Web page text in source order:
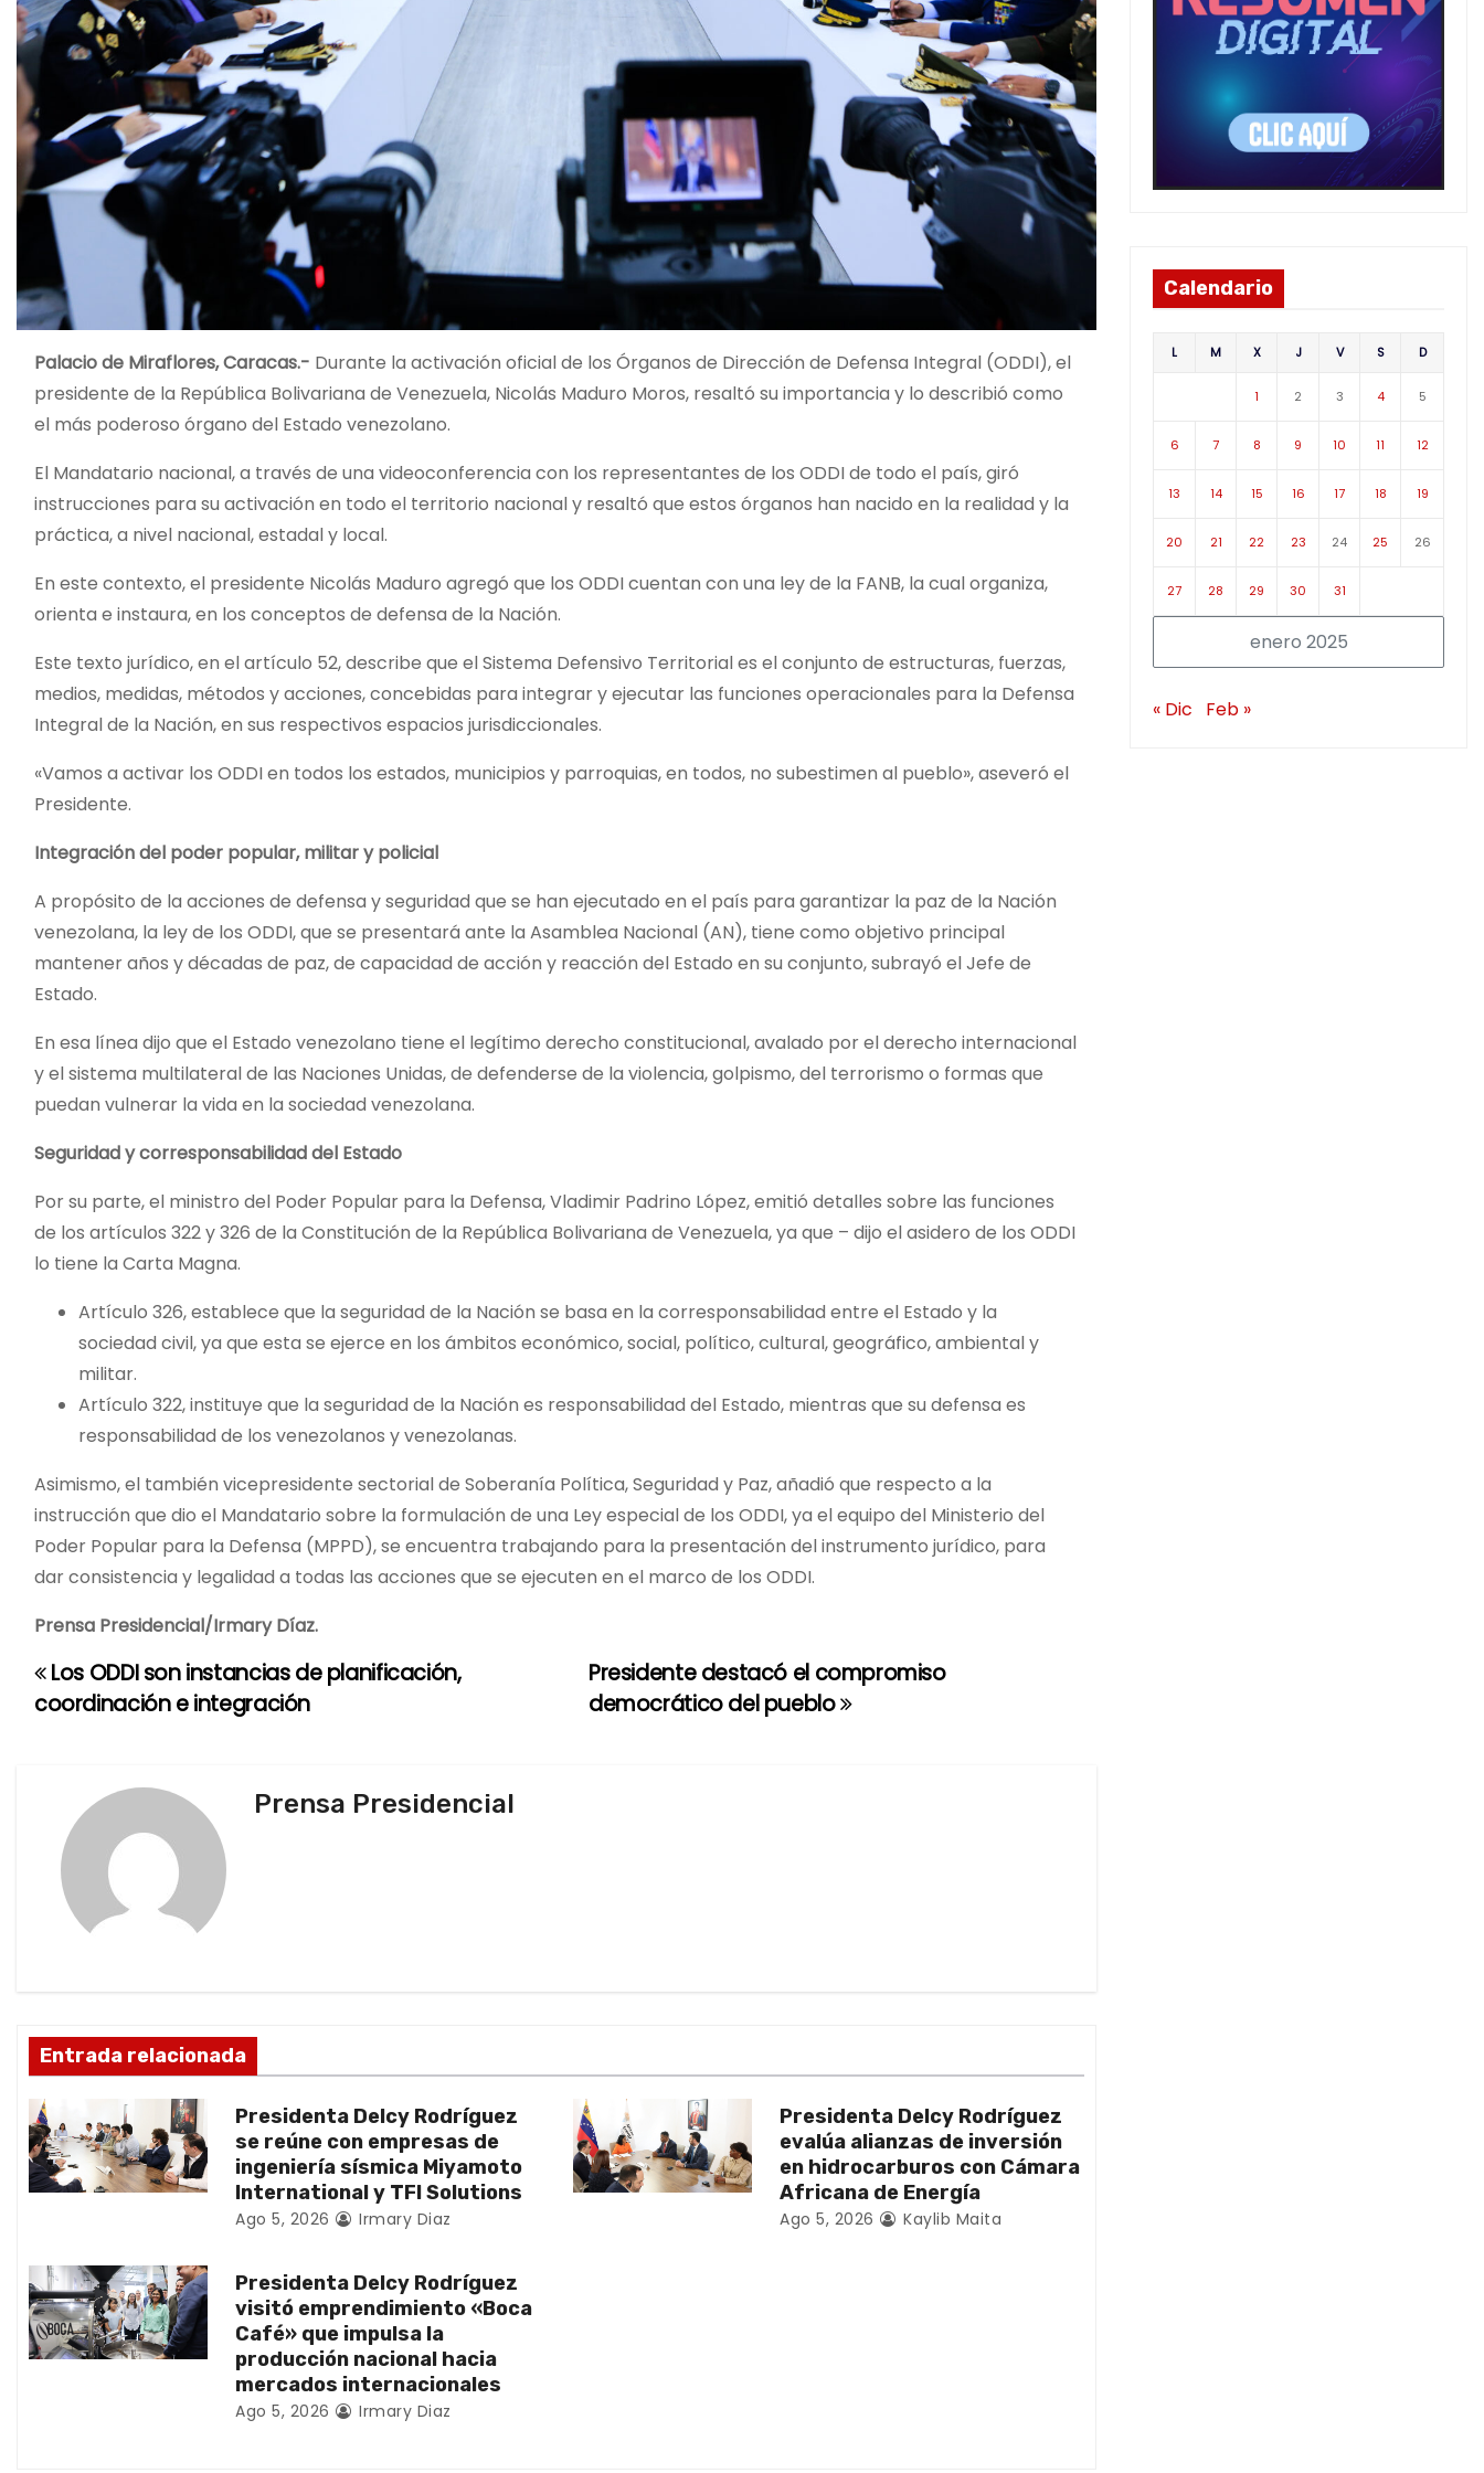
Palacio de Miraflores, Caracas.- Durante la activación oficial de los Órganos de Dirección de Defensa Integral (ODDI), el
presidente de la República Bolivariana de Venezuela, Nicolás Maduro Moros, resaltó su importancia y lo describió como
el más poderoso órgano del Estado venezolano.
El Mandatario nacional, a través de una videoconferencia con los representantes de los ODDI de todo el país, giró
instrucciones para su activación en todo el territorio nacional y resaltó que estos órganos han nacido en la realidad y la
práctica, a nivel nacional, estadal y local.
En este contexto, el presidente Nicolás Maduro agregó que los ODDI cuentan con una ley de la FANB, la cual organiza,
orienta e instaura, en los conceptos de defensa de la Nación.
Este texto jurídico, en el artículo 52, describe que el Sistema Defensivo Territorial es el conjunto de estructuras, fuerzas,
medios, medidas, métodos y acciones, concebidas para integrar y ejecutar las funciones operacionales para la Defensa
Integral de la Nación, en sus respectivos espacios jurisdiccionales.
«Vamos a activar los ODDI en todos los estados, municipios y parroquias, en todos, no subestimen al pueblo», aseveró el
Presidente.
Integración del poder popular, militar y policial
A propósito de la acciones de defensa y seguridad que se han ejecutado en el país para garantizar la paz de la Nación
venezolana, la ley de los ODDI, que se presentará ante la Asamblea Nacional (AN), tiene como objetivo principal
mantener años y décadas de paz, de capacidad de acción y reacción del Estado en su conjunto, subrayó el Jefe de
Estado.
En esa línea dijo que el Estado venezolano tiene el legítimo derecho constitucional, avalado por el derecho internacional
y el sistema multilateral de las Naciones Unidas, de defenderse de la violencia, golpismo, del terrorismo o formas que
puedan vulnerar la vida en la sociedad venezolana.
Seguridad y corresponsabilidad del Estado
Por su parte, el ministro del Poder Popular para la Defensa, Vladimir Padrino López, emitió detalles sobre las funciones
de los artículos 322 y 326 de la Constitución de la República Bolivariana de Venezuela, ya que – dijo el asidero de los ODDI
lo tiene la Carta Magna.
Artículo 326, establece que la seguridad de la Nación se basa en la corresponsabilidad entre el Estado y la
sociedad civil, ya que esta se ejerce en los ámbitos económico, social, político, cultural, geográfico, ambiental y
militar.
Artículo 322, instituye que la seguridad de la Nación es responsabilidad del Estado, mientras que su defensa es
responsabilidad de los venezolanos y venezolanas.
Asimismo, el también vicepresidente sectorial de Soberanía Política, Seguridad y Paz, añadió que respecto a la
instrucción que dio el Mandatario sobre la formulación de una Ley especial de los ODDI, ya el equipo del Ministerio del
Poder Popular para la Defensa (MPPD), se encuentra trabajando para la presentación del instrumento jurídico, para
dar consistencia y legalidad a todas las acciones que se ejecuten en el marco de los ODDI.
Prensa Presidencial/Irmary Díaz.
N
ó
n
d
e
n
t
Presidente destacó el compromiso
democrático del pueblo
Los ODDI son instancias de planificación,
coordinación e integración
Prensa Presidencial
Entrada relacionada
Presidenta Delcy Rodríguez
se reúne con empresas de
ingeniería sísmica Miyamoto
International y TFI Solutions
Ago 5, 2026 Irmary Diaz
Presidenta Delcy Rodríguez
evalúa alianzas de inversión
en hidrocarburos con Cámara
Africana de Energía
Ago 5, 2026 Kaylib Maita
Presidenta Delcy Rodríguez
visitó emprendimiento «Boca
Café» que impulsa la
producción nacional hacia
mercados internacionales
Ago 5, 2026 Irmary Diaz
Calendario
enero 2025
L M X J V S D
1 2 3 4 5
6 7 8 9 10 11 12
13 14 15 16 17 18 19
20 21 22 23 24 25 26
27 28 29 30 31
« Dic Feb »